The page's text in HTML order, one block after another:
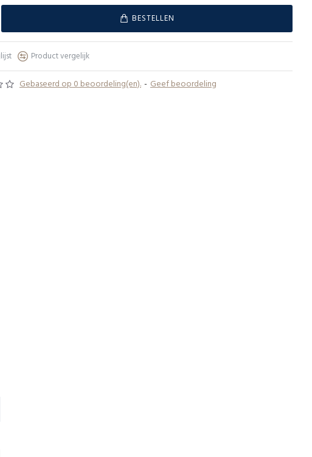
Gebaseerd op 0 beoordeling(en). - Geef beoordeling
BESTELLEN
Product vergelijk